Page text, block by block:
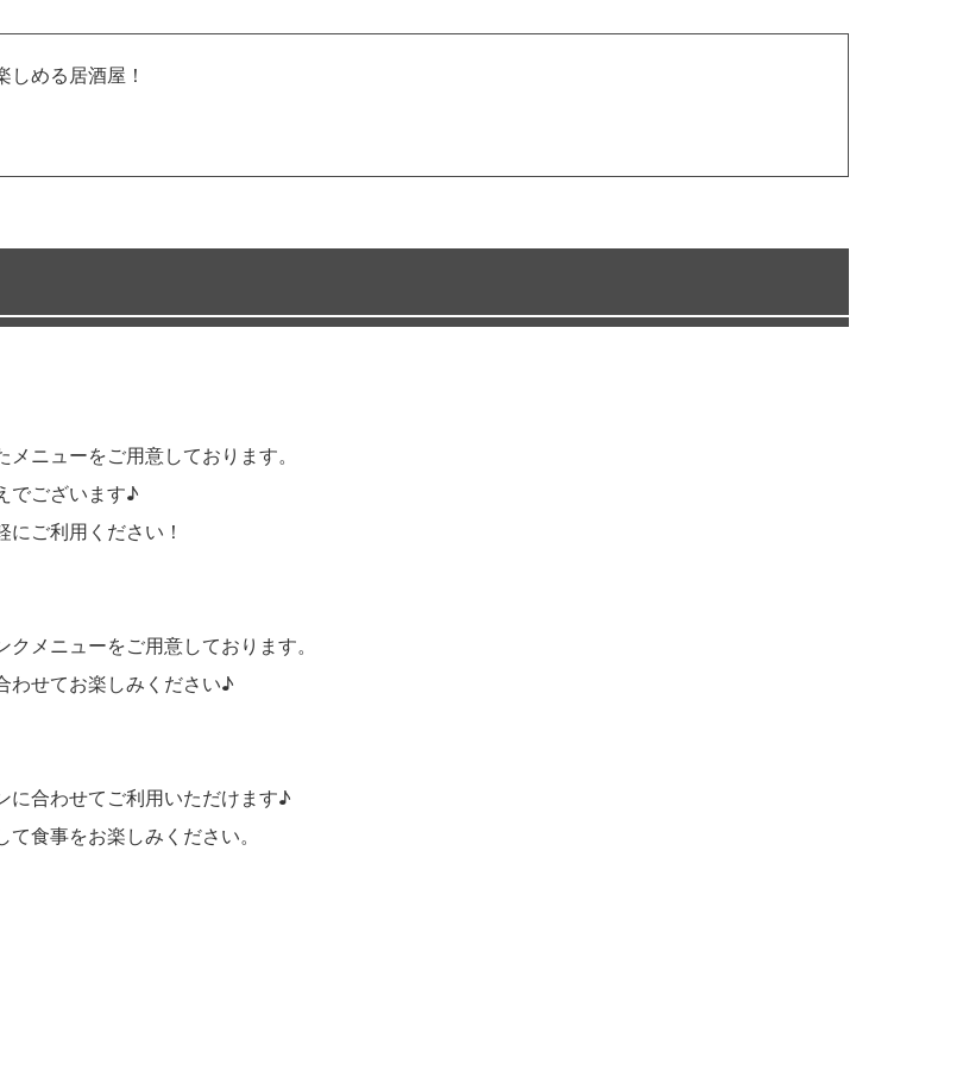
める居酒屋！
ニューをご用意しております。
でございます♪
ご利用ください！
メニューをご用意しております。
わせてお楽しみください♪
に合わせてご利用いただけます♪
食事をお楽しみください。